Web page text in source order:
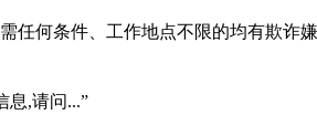
任何条件、工作地点不限的均有欺诈
息,请问...”